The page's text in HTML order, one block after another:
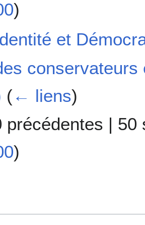
)
et
(← liens)
précédentes | 50
)